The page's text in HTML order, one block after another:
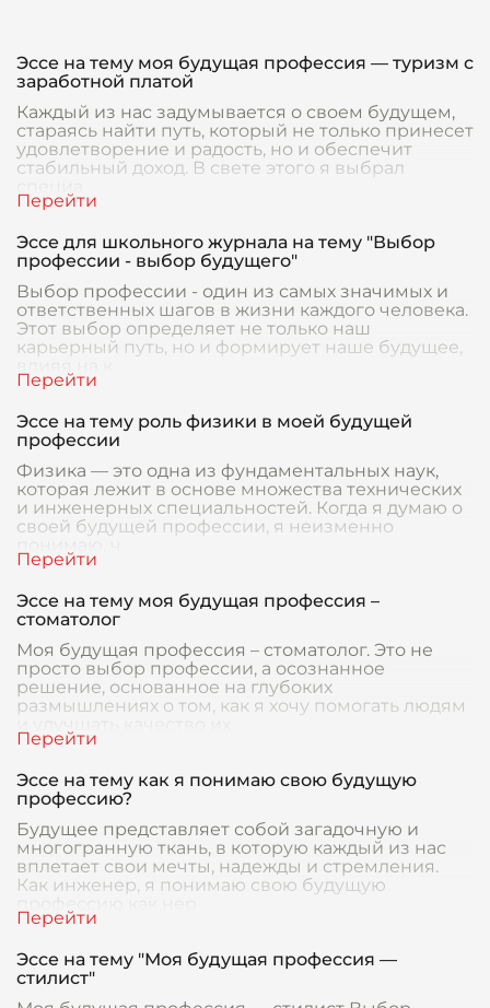
Эссе на тему моя будущая профессия — туризм с
заработной платой
Каждый из нас задумывается о своем будущем,
стараясь найти путь, который не только принесет
удовлетворение и радость, но и обеспечит
стабильный доход. В свете этого я выбрал
Эссе для школьного журнала на тему "Выбор
профессии - выбор будущего"
Выбор профессии - один из самых значимых и
ответственных шагов в жизни каждого человека.
Этот выбор определяет не только наш
карьерный путь, но и формирует наше будущее,
Эссе на тему роль физики в моей будущей
профессии
Физика — это одна из фундаментальных наук,
которая лежит в основе множества технических
и инженерных специальностей. Когда я думаю о
своей будущей профессии, я неизменно
Эссе на тему моя будущая профессия –
стоматолог
Моя будущая профессия – стоматолог. Это не
просто выбор профессии, а осознанное
решение, основанное на глубоких
размышлениях о том, как я хочу помогать людям
Эссе на тему как я понимаю свою будущую
профессию?
Будущее представляет собой загадочную и
многогранную ткань, в которую каждый из нас
вплетает свои мечты, надежды и стремления.
Как инженер, я понимаю свою будущую
Эссе на тему "Моя будущая профессия —
стилист"